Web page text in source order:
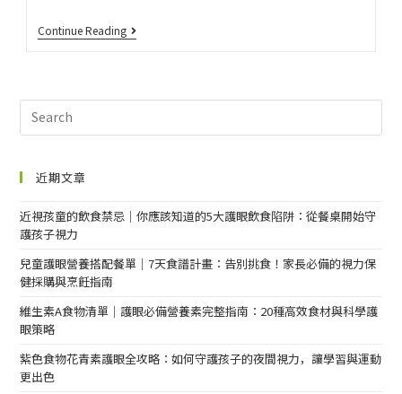
Continue Reading
近期文章
近視孩童的飲食禁忌｜你應該知道的5大護眼飲食陷阱：從餐桌開始守
護孩子視力
兒童護眼營養搭配餐單｜7天食譜計畫：告別挑食！家長必備的視力保
健採購與烹飪指南
維生素A食物清單｜護眼必備營養素完整指南：20種高效食材與科學護
眼策略
紫色食物花青素護眼全攻略：如何守護孩子的夜間視力，讓學習與運動
更出色